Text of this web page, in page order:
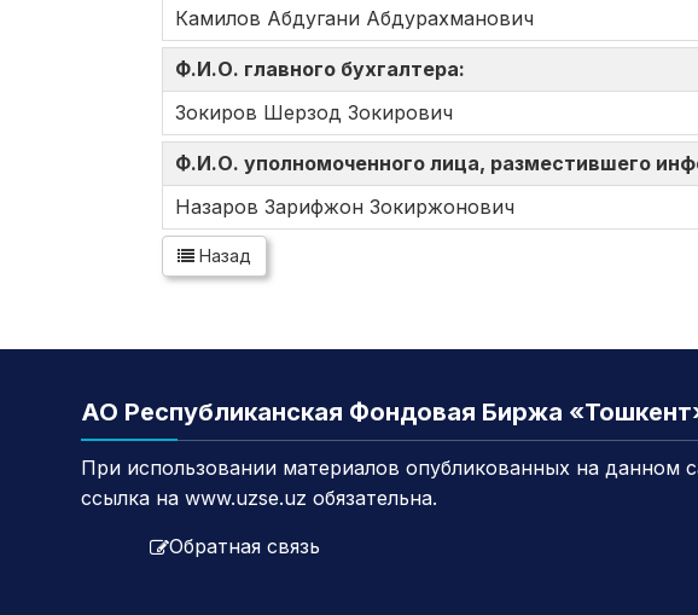
Камилов Абдугани Абдурахманович
Ф.И.О. главного бухгалтера:
Зокиров Шерзод Зокирович
Ф.И.О. уполномоченного лица, разместившего
Назаров Зарифжон Зокиржонович
Назад
АО Республиканская Фондовая Биржа
При использовании материалов опубликованных на данном
ссылка на www.uzse.uz обязательна.
Обратная связь